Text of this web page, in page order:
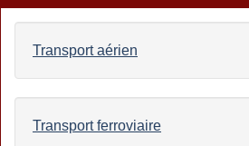
Transport aérien
Transport ferroviaire